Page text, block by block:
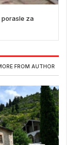
porasle za
FROM AUTHOR